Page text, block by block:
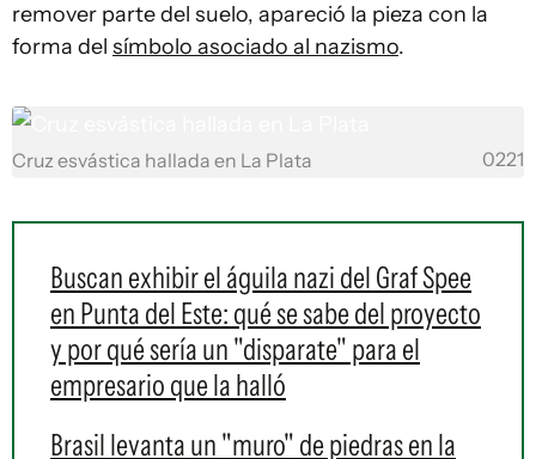
remover parte del suelo, apareció la pieza con la
forma del símbolo asociado al nazismo.
Cruz esvástica hallada en La Plata 0221
Buscan exhibir el águila nazi del Graf Spee
en Punta del Este: qué se sabe del proyecto
y por qué sería un "disparate" para el
empresario que la halló
Brasil levanta un "muro" de piedras en la